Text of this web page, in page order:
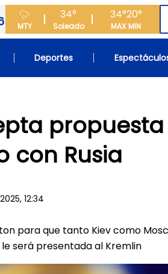
MTY
34°
Soleado
34°
MAX
20°
MIN
Deportes
propuesta
con Rusia
12:34
para que tanto Kiev como
será presentada al Kremlin